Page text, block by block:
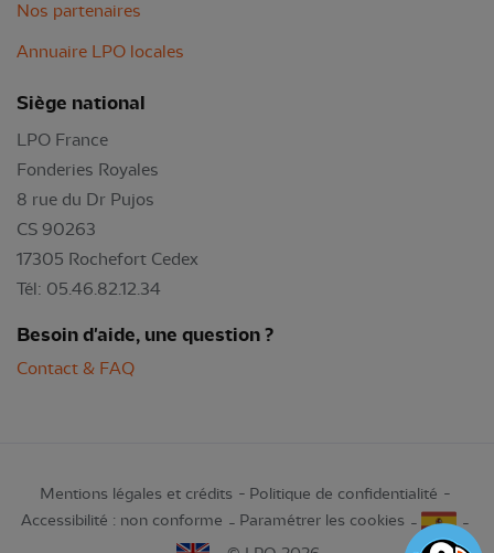
Nos partenaires
Annuaire LPO locales
Siège national
LPO France
Fonderies Royales
8 rue du Dr Pujos
CS 90263
17305 Rochefort Cedex
Tél: 05.46.82.12.34
Besoin d'aide, une question ?
Contact & FAQ
Mentions légales et crédits
Politique de confidentialité
Accessibilité : non conforme
Paramétrer les cookies